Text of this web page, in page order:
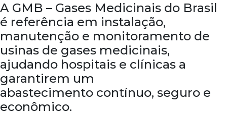
A GMB – Gases Medicinais do Brasil
é referência em instalação,
manutenção e monitoramento de
usinas de gases medicinais,
ajudando hospitais e clínicas a
garantirem um
abastecimento contínuo, seguro e
econômico.